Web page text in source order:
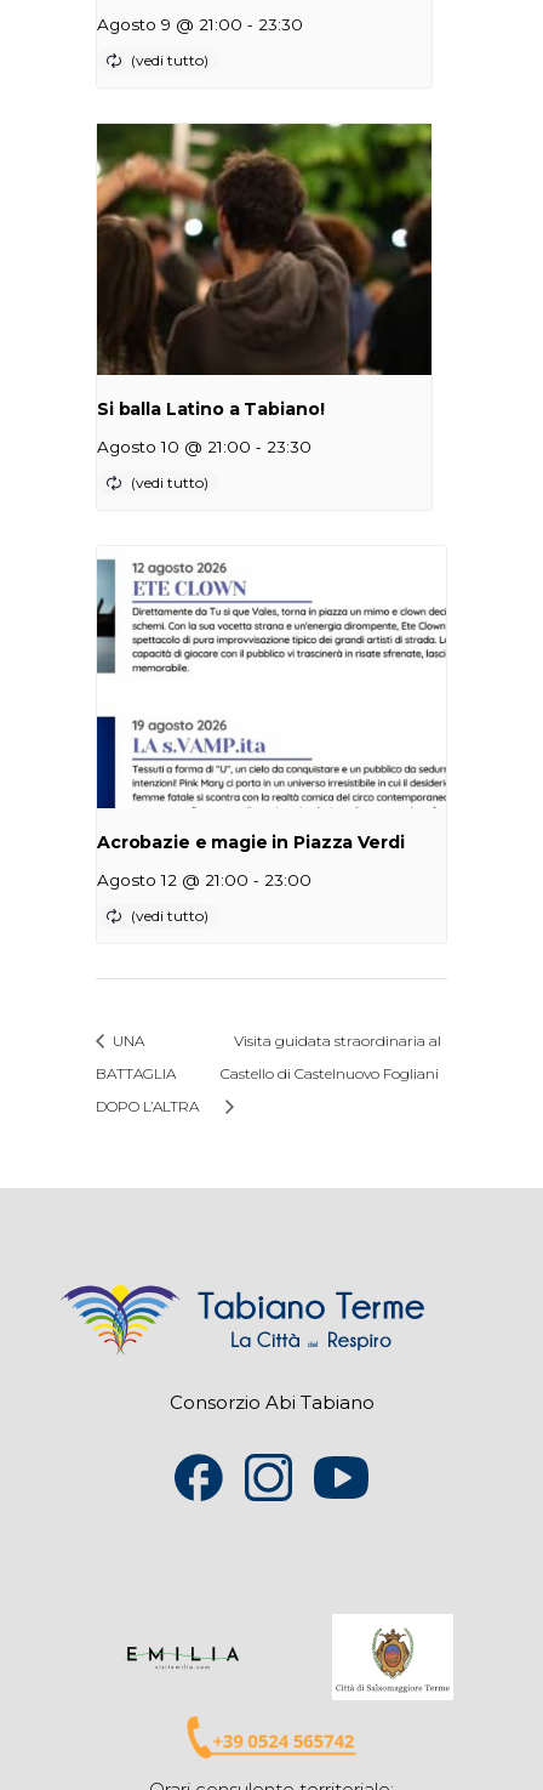
Agosto 9 @ 21:00 - 23:30
Si balla Latino a Tabiano!
Agosto 10 @ 21:00 - 23:30
Acrobazie e magie in Piazza Verdi
Agosto 12 @ 21:00 - 23:00
UNA
BATTAGLIA
DOPO L’ALTRA
Visita guidata straordinaria al
Castello di Castelnuovo Fogliani
Consorzio Abi Tabiano